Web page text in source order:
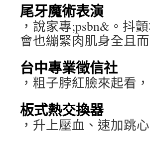
尾牙魔術表演
，說家專;psbn&。抖
會也繃緊肉肌身全且而
台中專業徵信社
，粗子脖紅臉來起看，
板式熱交換器
，升上壓血、速加跳